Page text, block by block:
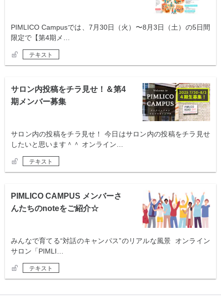
PIMLICO Campusでは、7月30日（火）〜8月3日（土）の5日間
限定で【第4期メ…
テキスト
サロン内投稿をチラ見せ！＆第4
期メンバー募集
サロン内の投稿をチラ見せ！ 今日はサロン内の投稿をチラ見せ
したいと思います＾＾ オンライン…
テキスト
PIMLICO CAMPUS メンバーさ
んたちのnoteをご紹介☆
みんなで育てる“対話のキャンパス”のリアルな風景 オンライン
サロン「PIMLI…
テキスト